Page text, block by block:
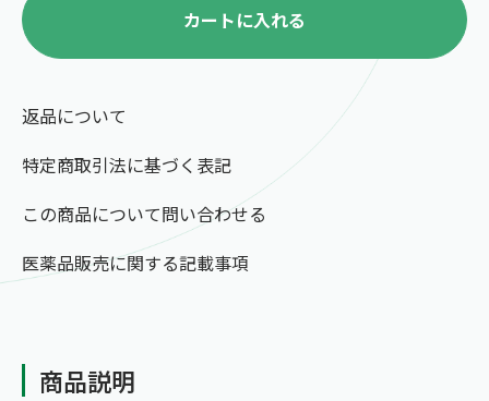
カートに入れる
返品について
特定商取引法に基づく表記
この商品について問い合わせる
医薬品販売に関する記載事項
商品説明